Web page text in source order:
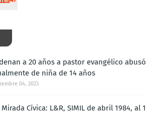
a 20 años a pastor evangélico abusó
de niña de 14 años
04, 2023
Cívica: L&R, SIMIL de abril 1984, al 1